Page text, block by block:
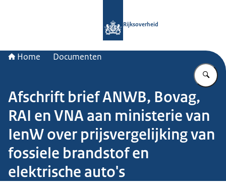
Rijksoverheid
Home Documenten
Afschrift brief ANWB, Bovag,
RAI en VNA aan ministerie van
IenW over prijsvergelijking van
fossiele brandstof en
elektrische auto's